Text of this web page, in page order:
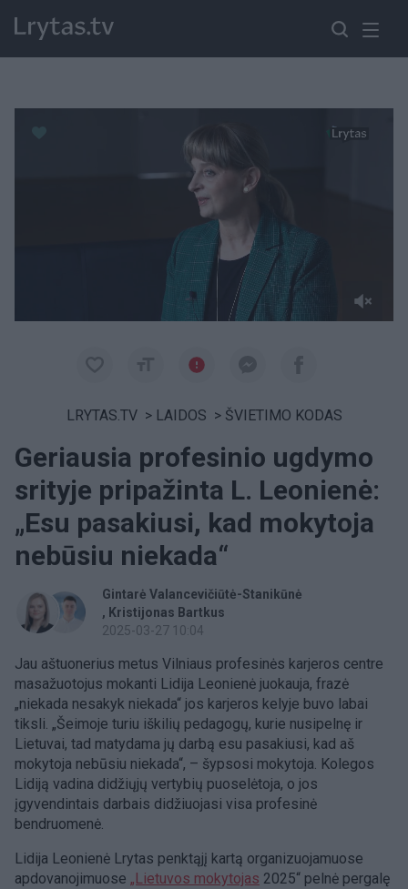
LRYTAS.TV > LAIDOS > ŠVIETIMO KODAS
Geriausia profesinio ugdymo
srityje pripažinta L. Leonienė:
„Esu pasakiusi, kad mokytoja
nebūsiu niekada“
Gintarė Valancevičiūtė-Stanikūnė
Kristijonas Bartkus
2025-03-27 10:04
Jau aštuonerius metus Vilniaus profesinės karjeros centre
masažuotojus mokanti Lidija Leonienė juokauja, frazė
„niekada nesakyk niekada“ jos karjeros kelyje buvo labai
tiksli. „Šeimoje turiu iškilių pedagogų, kurie nusipelnę ir
Lietuvai, tad matydama jų darbą esu pasakiusi, kad aš
mokytoja nebūsiu niekada“, – šypsosi mokytoja. Kolegos
Lidiją vadina didžiųjų vertybių puoselėtoja, o jos
įgyvendintais darbais didžiuojasi visa profesinė
bendruomenė.
Lidija Leonienė Lrytas penktąjį kartą organizuojamuose
apdovanojimuose „Lietuvos mokytojas 2025“ pelnė pergalę